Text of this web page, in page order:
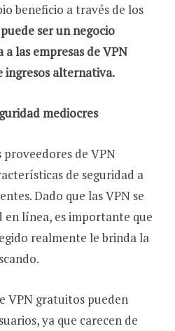
beneficio a través de los
ser un negocio
las empresas de VPN
ingresos alternativa.
mediocres
de VPN
de seguridad a
Dado que las VPN se
en línea, es importante que
realmente le brinda la
VPN gratuitos pueden
ya que carecen de